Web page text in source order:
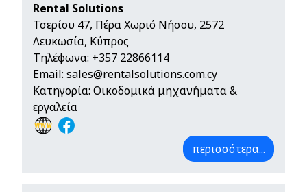
Rental Solutions
Τσερίου 47, Πέρα Χωριό Νήσου, 2572
Λευκωσία, Κύπρος
Τηλέφωνα: +357 22866114
Email: sales@rentalsolutions.com.cy
Κατηγορία: Οικοδομικά μηχανήματα &
εργαλεία
περισσότερα...